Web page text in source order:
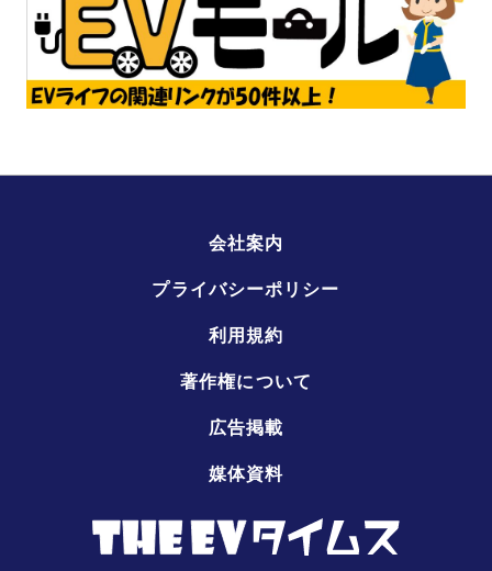
会社案内
プライバシーポリシー
利用規約
著作権について
広告掲載
媒体資料